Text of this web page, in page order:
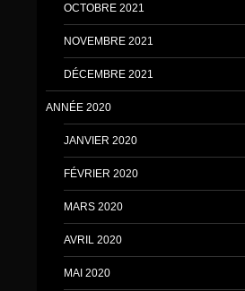
OCTOBRE 2021
NOVEMBRE 2021
DÉCEMBRE 2021
ANNÉE 2020
JANVIER 2020
FÉVRIER 2020
MARS 2020
AVRIL 2020
MAI 2020